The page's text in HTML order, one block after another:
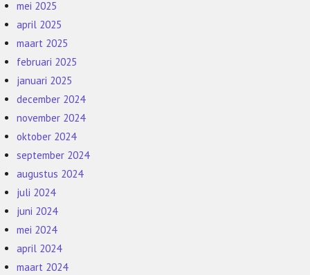
mei 2025
april 2025
maart 2025
februari 2025
januari 2025
december 2024
november 2024
oktober 2024
september 2024
augustus 2024
juli 2024
juni 2024
mei 2024
april 2024
maart 2024